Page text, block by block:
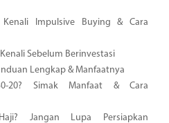
Kenali Impulsive Buying & Cara
Sebelum Berinvestasi
Lengkap & Manfaatnya
20? Simak Manfaat & Cara
Jangan Lupa Persiapkan